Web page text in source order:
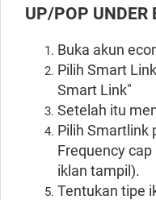
UP/POP UNDER
Buka akun
Pilih Smart
Smart Link"
Setelah itu
Pilih Smartlink
Frequency
iklan tampil).
Tentukan tipe